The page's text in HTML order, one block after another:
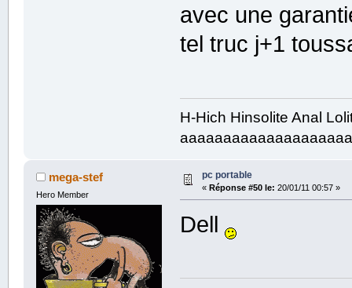
avec une
tel truc j+1
H-Hich Hinsolite Anal
mega-stef
Hero Member
pc portable
« Réponse #50 le: 20/01/11 00:57 »
Dell